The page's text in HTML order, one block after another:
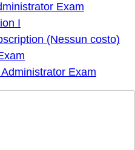
Exam
I
(Nessun costo)
Exam